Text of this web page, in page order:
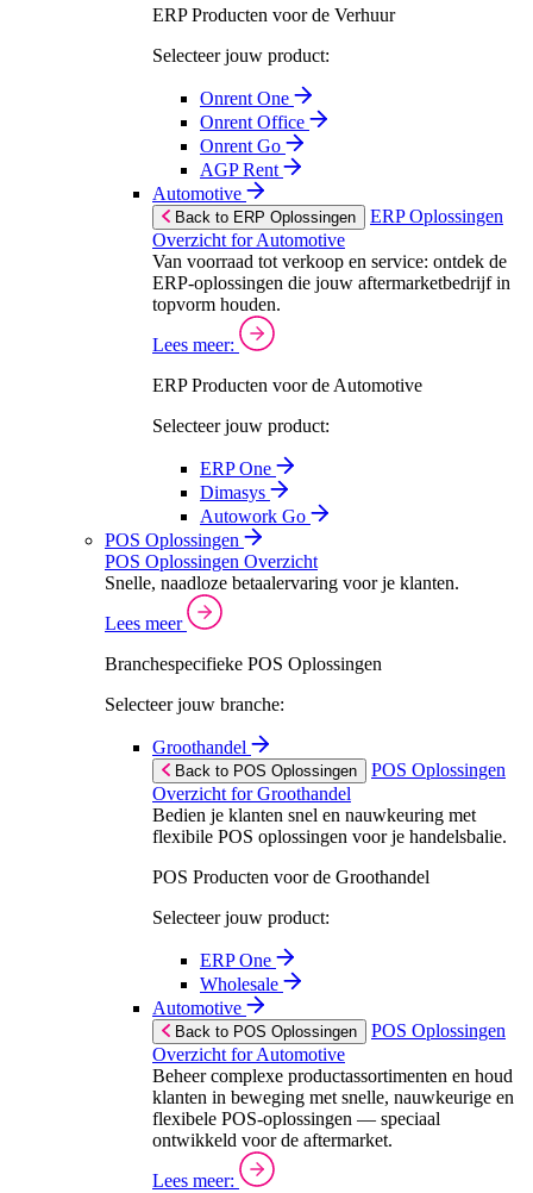
ERP Producten voor de Verhuur
Selecteer jouw product:
Onrent One
Onrent Office
Onrent Go
AGP Rent
Automotive
Back to ERP Oplossingen
ERP Oplossingen
Overzicht for Automotive
Van voorraad tot verkoop en service: ontdek de
ERP-oplossingen die jouw aftermarketbedrijf in
topvorm houden.
Lees meer:
ERP Producten voor de Automotive
Selecteer jouw product:
ERP One
Dimasys
Autowork Go
POS Oplossingen
POS Oplossingen Overzicht
Snelle, naadloze betaalervaring voor je klanten.
Lees meer
Branchespecifieke POS Oplossingen
Selecteer jouw branche:
Groothandel
Back to POS Oplossingen
POS Oplossingen
Overzicht for Groothandel
Bedien je klanten snel en nauwkeuring met
flexibile POS oplossingen voor je handelsbalie.
POS Producten voor de Groothandel
Selecteer jouw product:
ERP One
Wholesale
Automotive
Back to POS Oplossingen
POS Oplossingen
Overzicht for Automotive
Beheer complexe productassortimenten en houd
klanten in beweging met snelle, nauwkeurige en
flexibele POS-oplossingen — speciaal
ontwikkeld voor de aftermarket.
Lees meer: